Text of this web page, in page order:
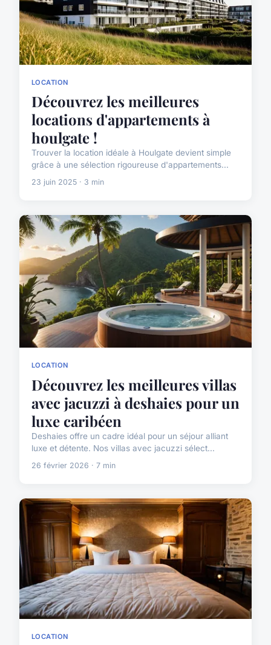
LOCATION
Découvrez les meilleures
locations d'appartements à
houlgate !
Trouver la location idéale à Houlgate devient simple
grâce à une sélection rigoureuse d'appartements...
23 juin 2025 · 3 min
LOCATION
Découvrez les meilleures villas
avec jacuzzi à deshaies pour un
luxe caribéen
Deshaies offre un cadre idéal pour un séjour alliant
luxe et détente. Nos villas avec jacuzzi sélect...
26 février 2026 · 7 min
LOCATION